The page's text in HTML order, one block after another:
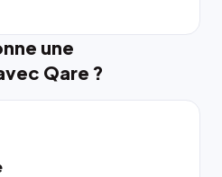
une
Qare ?